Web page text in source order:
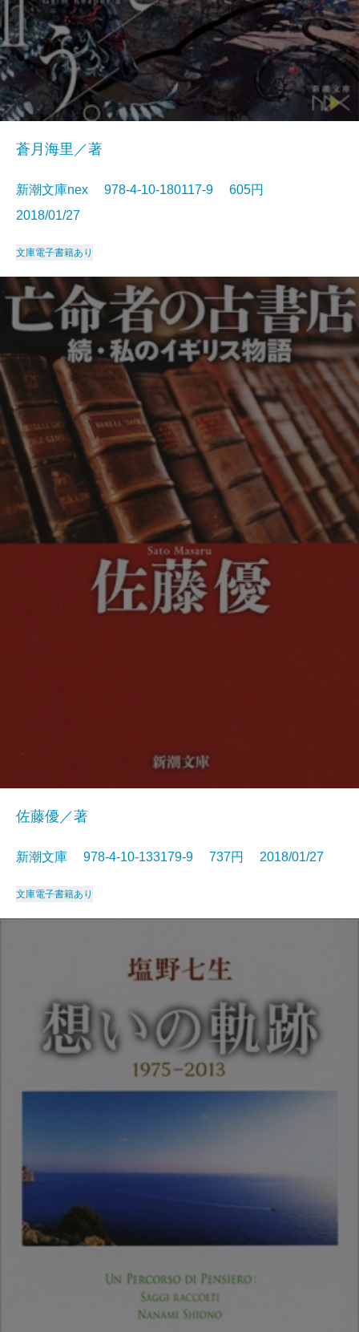
蒼月海里／著
新潮文庫nex 978-4-10-180117-9 605円
2018/01/27
文庫電子書籍あり
佐藤優／著
新潮文庫 978-4-10-133179-9 737円 2018/01/27
文庫電子書籍あり